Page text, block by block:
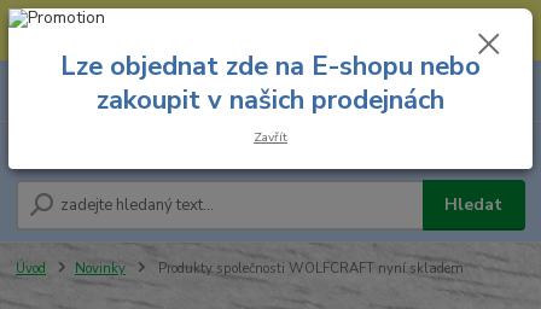
--- Spojovací materiál: 774 431 045 --- Prodejna nářadí: 731 449 423 --
Hledat
8.00 hod. - 16.00 hod.
za
Úvod Novinky Produkty společnosti WOLFCRAFT nyní skladem
Lze objednat zde na E-shopu nebo
zakoupit v našich prodejnách
Zavřít